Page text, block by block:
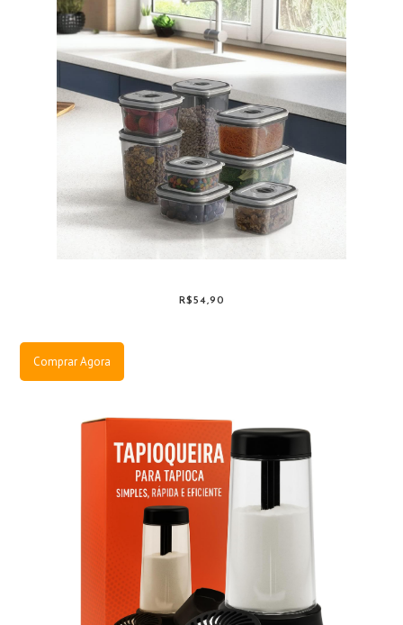
R$54,90
Comprar Agora